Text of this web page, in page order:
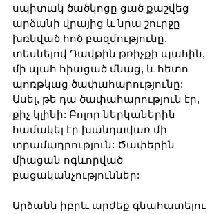
սպիտակ ծածկոցը ցած քաշվեց
արձանի վրայից և նրա շուրջը
խռնված հոծ բազմությունը,
տեսնելով Դավթին թռիչքի պահին,
մի պահ հիացած մնաց, և հետո
պոռթկաց ծափահարությունը:
Ասել, թե դա ծափահարություն էր,
քիչ կլինի: Բոլոր ներկաներին
համակել էր խանդավառ մի
տրամադրություն: Ծափերին
միացան ոգևորված
բացականչություններ:
Արձանն իբրև արժեք գնահատելու